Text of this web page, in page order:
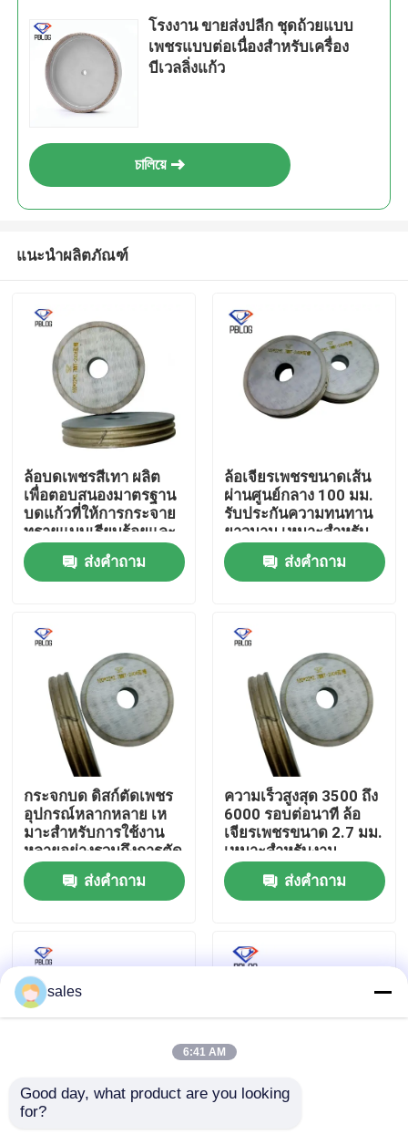
ผลิตภัณฑ์
เกี่ยวกับเรา
ทัวร์โรงงาน
ควบคุมคุณภาพ
ติดต่อเรา
ข่าว
ขออ้าง
โรงงาน ขายส่งปลีก ชุดถ้วยแบบ
เพชรแบบต่อเนื่องสําหรับเครื่อง
บีเวลลิ่งแก้ว
চালিয়ে
แนะนำผลิตภัณฑ์
ล้อบดเพชรสีเทา ผลิต
เพื่อตอบสนองมาตรฐาน
บดแก้วที่ให้การกระจาย
ทรายแบบเรียบร้อยและ
ยาวนาน
ส่งคำถาม
ล้อเจียรเพชรขนาดเส้น
ผ่านศูนย์กลาง 100 มม.
รับประกันความทนทาน
ยาวนาน เหมาะสำหรับ
งานวิศวกรรมที่มีความ
แม่นยำสูงส่งคำถาม
กระจกบด ดิสก์ตัดเพชร
อุปกรณ์หลากหลาย เห
มาะสําหรับการใช้งาน
หลายอย่างรวมถึงการตัด
กระจกและหิน
ส่งคำถาม
ความเร็วสูงสุด 3500 ถึง
6000 รอบต่อนาที ล้อ
เจียรเพชรขนาด 2.7 มม.
เหมาะสำหรับงาน
อุตสาหกรรม
ส่งคำถาม
ล้อขัดเพชรสีเทา ตัวเลือก
sales
6:41 AM
Good day, what product are you looking
for?